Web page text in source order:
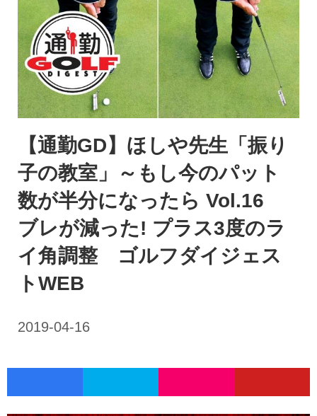
【通勤GD】ほしや先生「振り
子の教室」～もし今のパット
数が半分になったら Vol.16
ブレが減った! プラス3度のラ
イ角調整 ゴルフダイジェス
トWEB